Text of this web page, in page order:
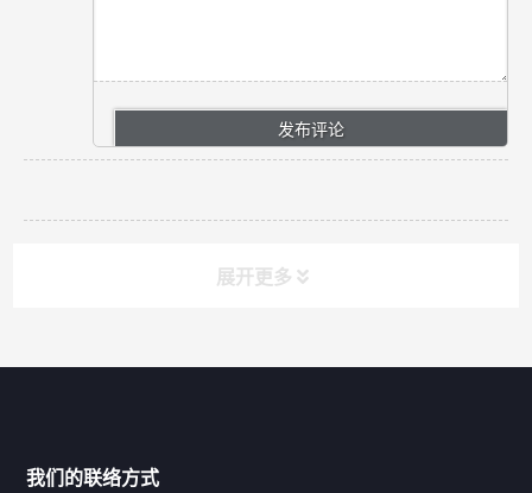
展开更多
我们的联络方式